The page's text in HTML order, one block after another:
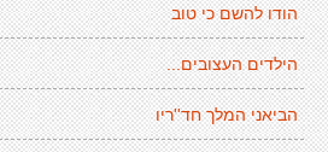
הודו להשם כי טוב
הילדים העצובים...
הביאני המלך חד''ריו